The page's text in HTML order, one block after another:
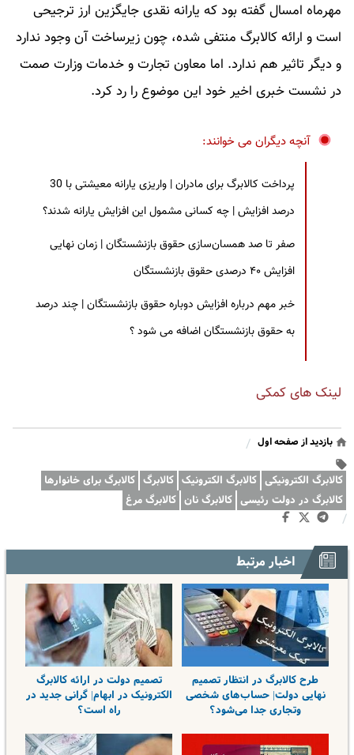
مهرماه امسال گفته بود که یارانه نقدی جایگزین ارز ترجیحی
است و ارائه کالابرگ منتفی شده، چون زیرساخت آن وجود ندارد
و دیگر تاثیر هم ندارد. اما معاون تجارت و خدمات وزارت صمت
در نشست خبری اخیر خود این موضوع را رد کرد.
آنچه دیگران می خوانند:
پرداخت کالابرگ برای مادران | واریزی یارانه معیشتی با 30
درصد افزایش | چه کسانی مشمول این افزایش یارانه شدند؟
صفر تا صد همسان‌سازی حقوق بازنشستگان | زمان نهایی
افزایش ۴۰ درصدی حقوق بازنشستگان
خبر مهم درباره افزایش دوباره حقوق بازنشستگان | چند درصد
به حقوق بازنشستگان اضافه می شود ؟
لینک های کمکی
بازدید از صفحه اول /
کالابرگ الکترونیکی کالابرگ الکترونیک کالابرگ کالابرگ برای خانوارها
کالابرگ در دولت رئیسی کالابرگ نان کالابرگ مرغ
/
اخبار مرتبط
طرح کالابرگ در انتظار تصمیم
نهایی دولت| حساب‌های شخصی
وتجاری جدا می‌شود؟
تصمیم دولت در ارائه کالابرگ
الکترونیک در ابهام| گرانی جدید در
راه است؟